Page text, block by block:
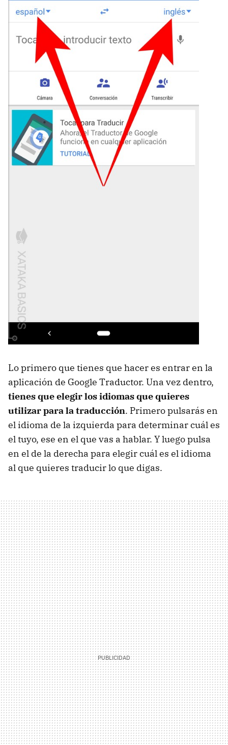
Lo primero que tienes que hacer es entrar en la
aplicación de Google Traductor. Una vez dentro,
tienes que elegir los idiomas que quieres
utilizar para la traducción. Primero pulsarás en
el idioma de la izquierda para determinar cuál es
el tuyo, ese en el que vas a hablar. Y luego pulsa
en el de la derecha para elegir cuál es el idioma
al que quieres traducir lo que digas.